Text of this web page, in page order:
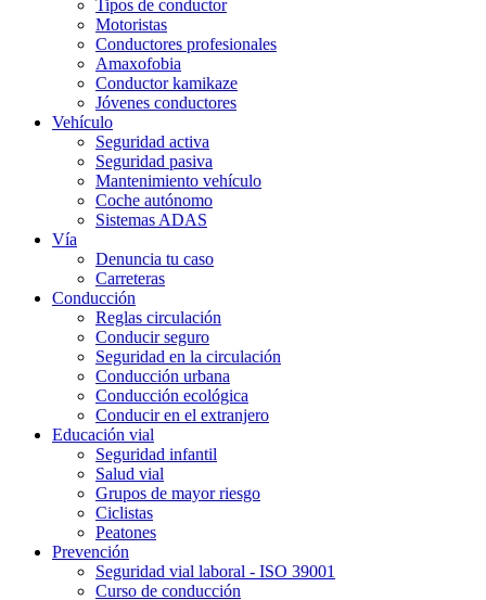
Tipos de conductor
Motoristas
Conductores profesionales
Amaxofobia
Conductor kamikaze
Jóvenes conductores
Vehículo
Seguridad activa
Seguridad pasiva
Mantenimiento vehículo
Coche autónomo
Sistemas ADAS
Vía
Denuncia tu caso
Carreteras
Conducción
Reglas circulación
Conducir seguro
Seguridad en la circulación
Conducción urbana
Conducción ecológica
Conducir en el extranjero
Educación vial
Seguridad infantil
Salud vial
Grupos de mayor riesgo
Ciclistas
Peatones
Prevención
Seguridad vial laboral - ISO 39001
Curso de conducción